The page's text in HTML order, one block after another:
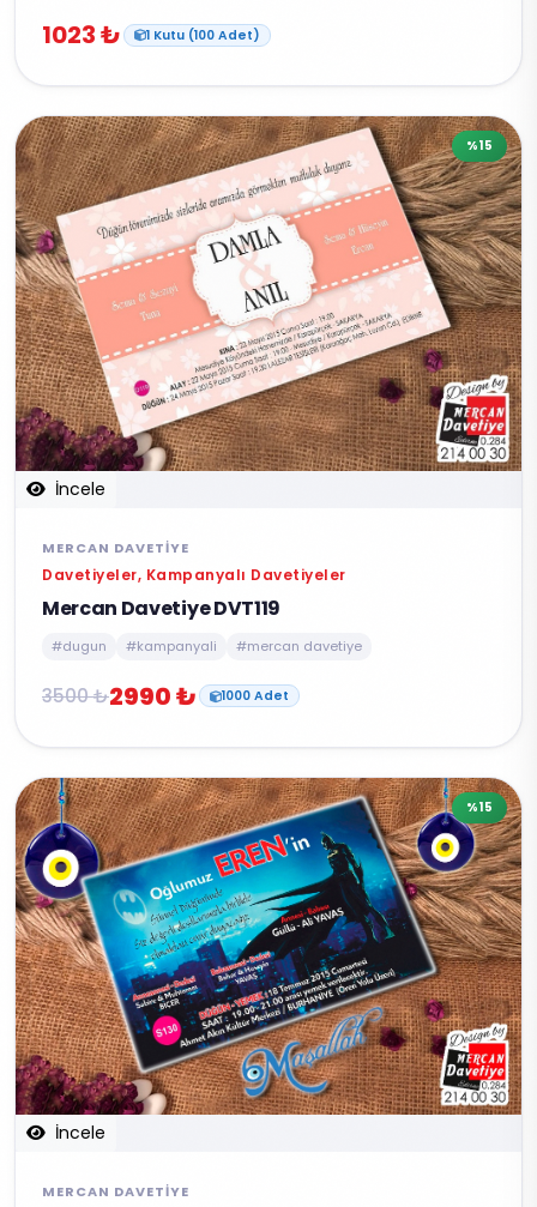
1023 ₺ 1 Kutu (100 Adet)
İncele
%15
MERCAN DAVETIYE
Davetiyeler, Kampanyalı Davetiyeler
Mercan Davetiye DVT119
#dugun #kampanyali #mercan davetiye
3500 ₺2990 ₺ 1000 Adet
İncele
%15
MERCAN DAVETIYE